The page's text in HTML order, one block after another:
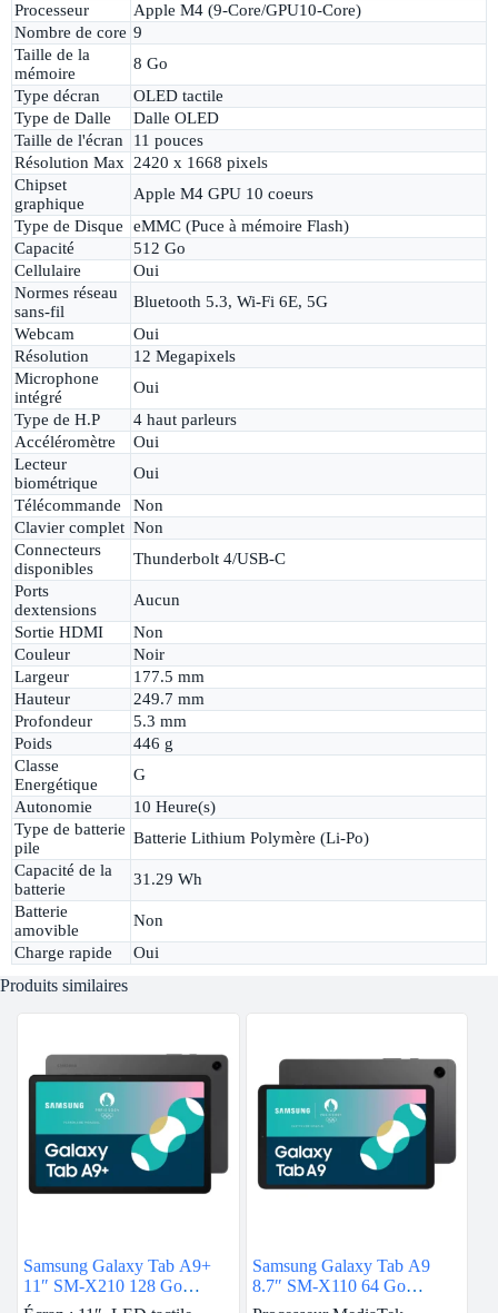
Processeur
Apple M4 (9-Core/GPU10-Core)
Nombre de core 9
Taille de la
mémoire
8 Go
Type décran
OLED tactile
Type de Dalle
Dalle OLED
Taille de l'écran
11 pouces
Résolution Max
2420 x 1668 pixels
Chipset
graphique
Apple M4 GPU 10 coeurs
Type de Disque
eMMC (Puce à mémoire Flash)
Capacité
512 Go
Cellulaire
Oui
Normes réseau
sans-fil
Bluetooth 5.3, Wi-Fi 6E, 5G
Webcam
Oui
Résolution
12 Megapixels
Microphone
intégré
Oui
Type de H.P
4 haut parleurs
Accéléromètre
Oui
Lecteur
biométrique
Oui
Télécommande
Non
Clavier complet Non
Connecteurs
disponibles
Thunderbolt 4/USB-C
Ports
dextensions
Aucun
Sortie HDMI
Non
Couleur
Noir
Largeur
177.5 mm
Hauteur
249.7 mm
Profondeur
5.3 mm
Poids
446 g
Classe
Energétique
G
Autonomie
10 Heure(s)
Type de batterie
pile
Batterie Lithium Polymère (Li-Po)
Capacité de la
batterie
31.29 Wh
Batterie
amovible
Non
Charge rapide
Oui
Produits similaires
Samsung Galaxy Tab A9+
11″ SM-X210 128 Go
Anthracite Wi-Fi
Samsung Galaxy Tab A9
8.7″ SM-X110 64 Go
Graphite 4G